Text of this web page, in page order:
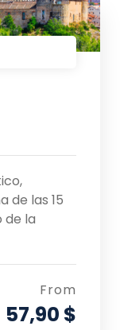
de las 15
de la
From
57,90 $